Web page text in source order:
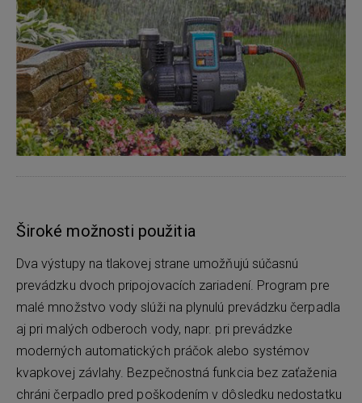
Široké možnosti použitia
Dva výstupy na tlakovej strane umožňujú súčasnú
prevádzku dvoch pripojovacích zariadení. Program pre
malé množstvo vody slúži na plynulú prevádzku čerpadla
aj pri malých odberoch vody, napr. pri prevádzke
moderných automatických práčok alebo systémov
kvapkovej závlahy. Bezpečnostná funkcia bez zaťaženia
chráni čerpadlo pred poškodením v dôsledku nedostatku